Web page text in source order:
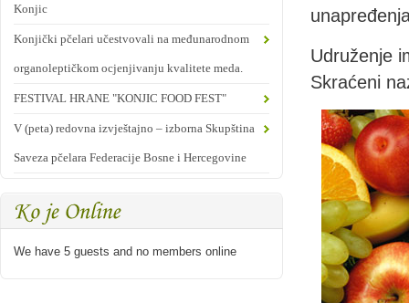
Konjic
Konjički pčelari učestvovali na međunarodnom
organoleptičkom ocjenjivanju kvalitete meda.
FESTIVAL HRANE "KONJIC FOOD FEST"
V (peta) redovna izvještajno – izborna Skupština
Saveza pčelara Federacije Bosne i Hercegovine
We have 5 guests and no members online
Udruženje
Skraćeni